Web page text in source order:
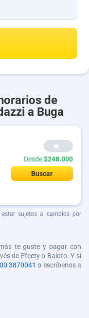
de
a Buga
--
Desde$248.000
Buscar
estar sujetos a cambios por
te guste y pagar con
de Efecty o Baloto. Y si
3870041 o escríbenos a